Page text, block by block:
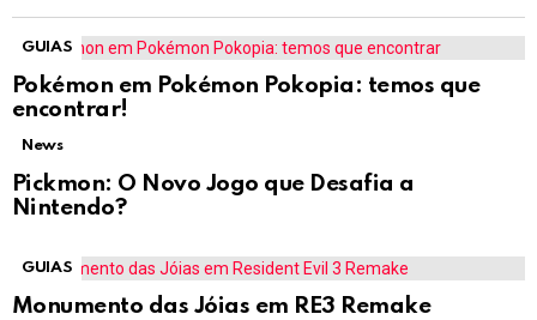
GUIAS
Pokémon em Pokémon Pokopia: temos que
encontrar!
News
Pickmon: O Novo Jogo que Desafia a
Nintendo?
GUIAS
Monumento das Jóias em RE3 Remake